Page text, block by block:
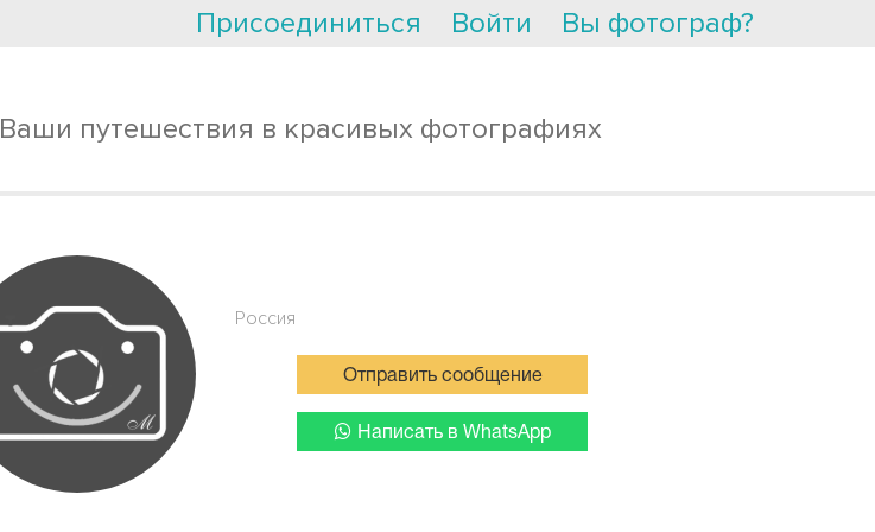
Присоединиться Войти Вы фотограф?
Ваши путешествия в красивых фотографиях
Россия
Отправить сообщение
Написать в WhatsApp